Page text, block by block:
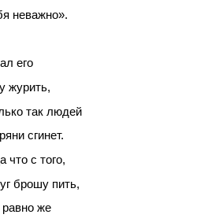
неважно».
его
журить,
так людей
сгинет.
что с того,
брошу пить,
же